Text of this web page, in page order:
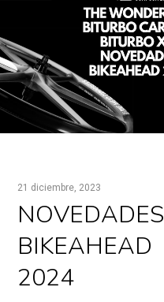
21 diciembre, 2023
NOVEDADES
BIKEAHEAD
2024